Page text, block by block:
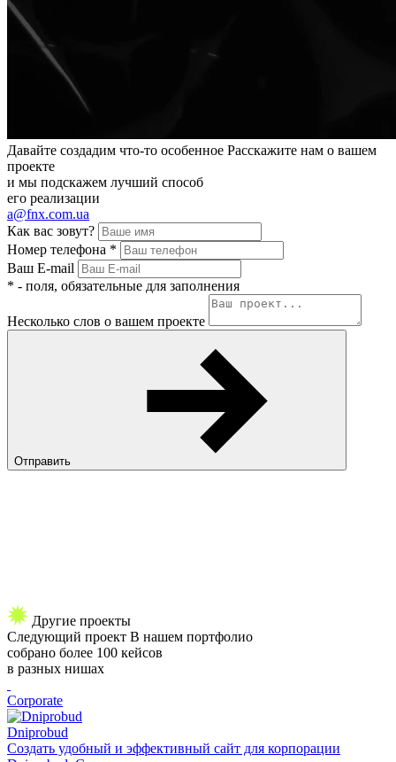
Давайте создадим что-то особенное Расскажите нам о вашем
проекте
и мы подскажем лучший способ
его реализации
a@fnx.com.ua
Как вас зовут?
Номер телефона *
Ваш E-mail
* - поля, обязательные для заполнения
Несколько слов о вашем проекте
Отправить
Другие проекты
Следующий проект В нашем портфолио
собрано более 100 кейсов
в разных нишах
Corporate
Dniprobud
Создать удобный и эффективный сайт для корпорации